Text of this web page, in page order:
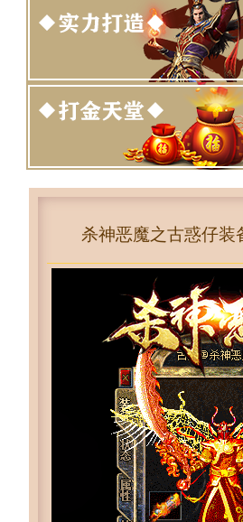
杀神恶魔之古惑仔装